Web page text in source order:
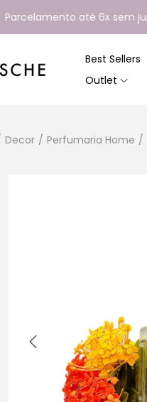
até 6x sem juros
Best Sellers
Outlet
Decor / Perfumaria Home /